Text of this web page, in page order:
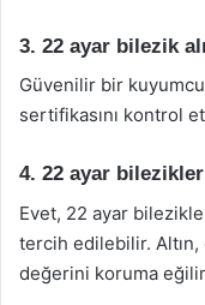
3. 22 ayar bilezik
Güvenilir bir
sertifikasını kontrol
4. 22 ayar
Evet, 22 ayar
tercih edilebilir.
değerini koruma